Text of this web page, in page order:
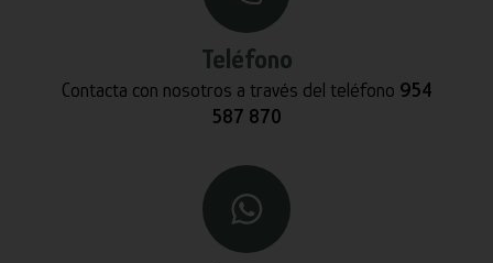
Teléfono
Contacta con nosotros a través del teléfono 954
587 870